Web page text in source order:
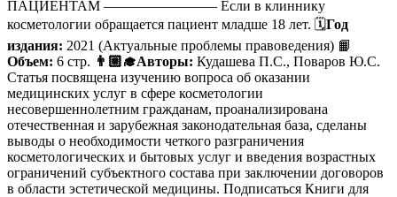
ПАЦИЕНТАМ ———————— Если в клиннику
косметологии обращается пациент младше 18 лет. 🗓Год
издания: 2021 (Актуальные проблемы правоведения) 📙
Объем: 6 стр. 👨🏼‍🎓Авторы: Кудашева П.С., Поваров Ю.С.
Статья посвящена изучению вопроса об оказании
медицинских услуг в сфере косметологии
несовершеннолетним гражданам, проанализирована
отечественная и зарубежная законодательная база, сделаны
выводы о необходимости четкого разграничения
косметологических и бытовых услуг и введения возрастных
ограничений субъектного состава при заключении договоров
в области эстетической медицины. Подписаться Книги для